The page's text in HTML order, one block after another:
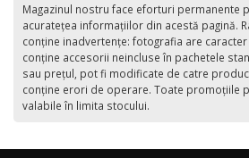
Magazinul nostru face eforturi permanente
acurateţea informaţiilor din acestă pagină.
conţine inadvertenţe: fotografia are
conţine accesorii neincluse în pachetele
sau preţul, pot fi modificate de catre
conţine erori de operare. Toate promoţiile
valabile în limita stocului.